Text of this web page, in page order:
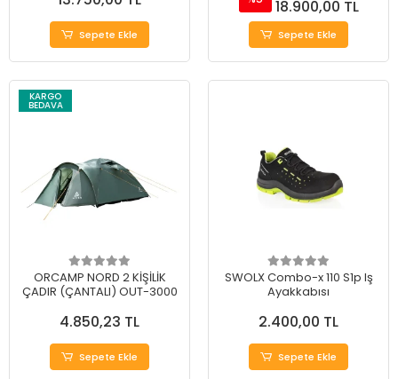
Sepete Ekle
18.900,00 TL
Sepete Ekle
KARGO
BEDAVA
ORCAMP NORD 2 KİŞİLİK
ÇADIR (ÇANTALI) OUT-3000
4.850,23 TL
Sepete Ekle
SWOLX Combo-x 110 S1p Iş
Ayakkabısı
2.400,00 TL
Sepete Ekle